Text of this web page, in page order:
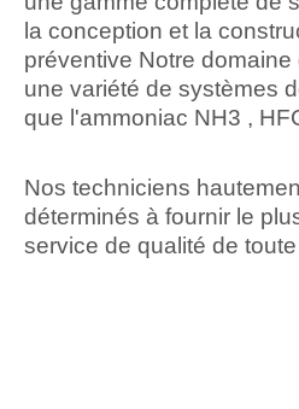
la conception et la
préventive Notre
une variété de systèmes
que l'ammoniac NH3 ,
Nos techniciens
déterminés à fournir le
service de qualité de